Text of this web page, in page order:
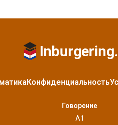
Конфиденциальность
Говорение
A1